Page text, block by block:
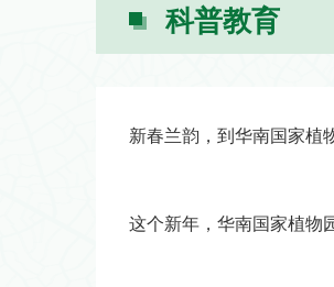
科普教育
新春兰韵，到华南国家植
这个新年，华南国家植物